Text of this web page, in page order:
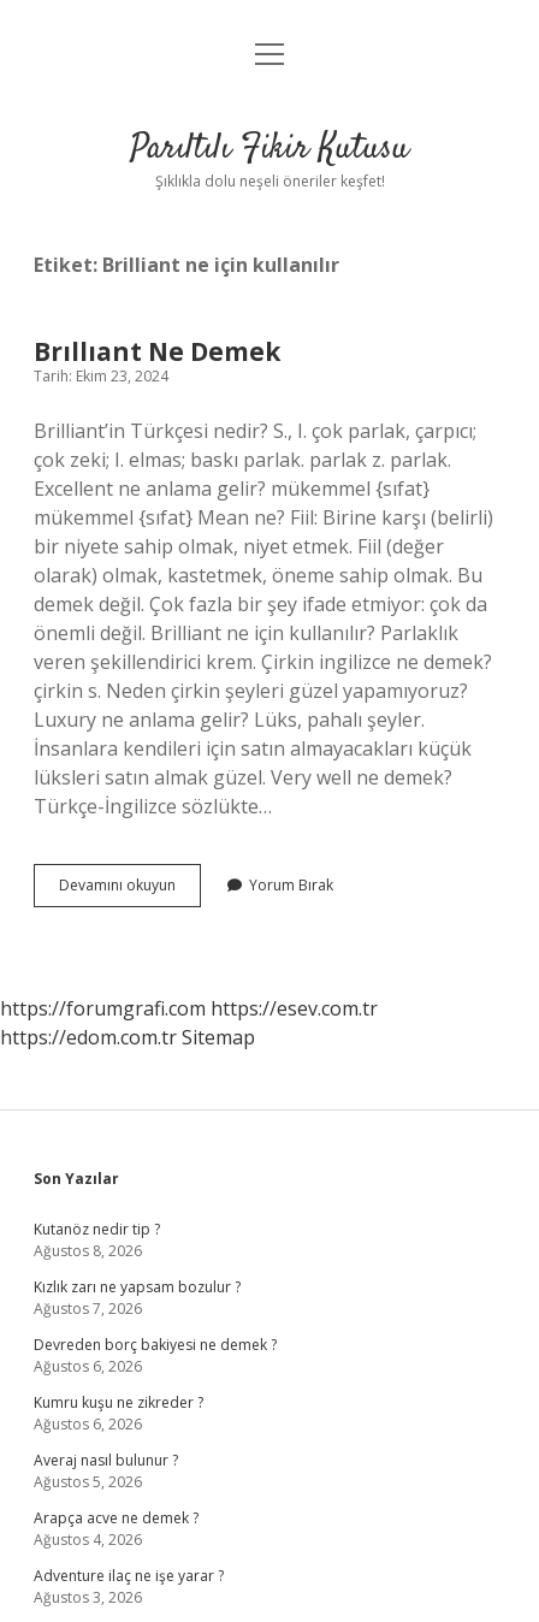
Anasayfa
Yasal Uyarı
menüyü
Parıltılı Fikir Kutusu
Şıklıkla dolu neşeli öneriler keşfet!
Etiket: Brilliant ne için kullanılır
Brıllıant Ne Demek
Tarih: Ekim 23, 2024
Brilliant’in Türkçesi nedir? S., I. çok parlak, çarpıcı;
çok zeki; I. elmas; baskı parlak. parlak z. parlak.
Excellent ne anlama gelir? mükemmel {sıfat}
mükemmel {sıfat} Mean ne? Fiil: Birine karşı (belirli)
bir niyete sahip olmak, niyet etmek. Fiil (değer
olarak) olmak, kastetmek, öneme sahip olmak. Bu
demek değil. Çok fazla bir şey ifade etmiyor: çok da
önemli değil. Brilliant ne için kullanılır? Parlaklık
veren şekillendirici krem. Çirkin ingilizce ne demek?
çirkin s. Neden çirkin şeyleri güzel yapamıyoruz?
Luxury ne anlama gelir? Lüks, pahalı şeyler.
İnsanlara kendileri için satın almayacakları küçük
lüksleri satın almak güzel. Very well ne demek?
Türkçe-İngilizce sözlükte…
Devamını okuyun
Ne
Yorum Bırak
https://forumgrafi.com https://esev.com.tr
https://edom.com.trSitemap
Sidebar
Son Yazılar
Kutanöz nedir tip ?
Ağustos 8, 2026
Kızlık zarı ne yapsam bozulur ?
Ağustos 7, 2026
Devreden borç bakiyesi ne demek ?
Ağustos 6, 2026
Kumru kuşu ne zikreder ?
Ağustos 6, 2026
Averaj nasıl bulunur ?
Ağustos 5, 2026
Arapça acve ne demek ?
Ağustos 4, 2026
Adventure ilaç ne işe yarar ?
Ağustos 3, 2026